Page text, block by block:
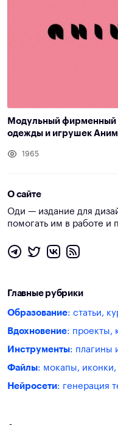
Модульный фирменный
одежды и игрушек
1965
О сайте
Оди — издание для
помогать им в работе и
Главные рубрики
Образование: статьи,
Вдохновение: проекты,
Инструменты: плагины
Файлы: мокапы,
Нейросети: генерация